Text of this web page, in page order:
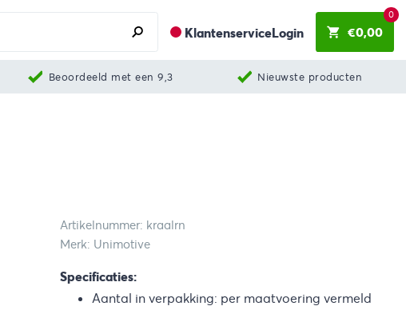
KlantenserviceLogin €0,00
0
Beoordeeld met een 9,3 Nieuwste producten
Artikelnummer: kraalrn
Merk: Unimotive
Specificaties:
Aantal in verpakking: per maatvoering vermeld